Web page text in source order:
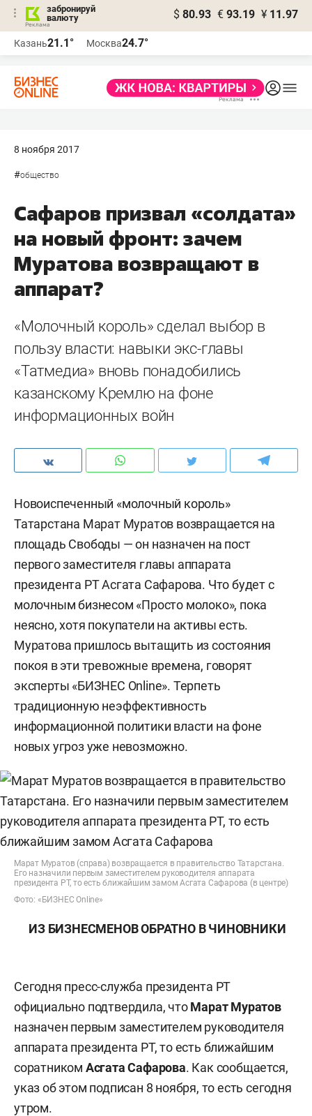
забронируй
валюту
$ 80.93 € 93.19 ¥ 11.97
Казань21.1° Москва24.7°
8 ноября 2017
#общество
Сафаров призвал «солдата»
на новый фронт: зачем
Муратова возвращают в
аппарат?
«Молочный король» сделал выбор в
пользу власти: навыки экс-главы
«Татмедиа» вновь понадобились
казанскому Кремлю на фоне
информационных войн
Новоиспеченный «молочный король»
Татарстана Марат Муратов возвращается на
площадь Свободы — он назначен на пост
первого заместителя главы аппарата
президента РТ Асгата Сафарова. Что будет с
молочным бизнесом «Просто молоко», пока
неясно, хотя покупатели на активы есть.
Муратова пришлось вытащить из состояния
покоя в эти тревожные времена, говорят
эксперты «БИЗНЕС Online». Терпеть
традиционную неэффективность
информационной политики власти на фоне
новых угроз уже невозможно.
Марат Муратов (справа) возвращается в правительство Татарстана.
Его назначили первым заместителем руководителя аппарата
президента РТ, то есть ближайшим замом Асгата Сафарова (в центре)
Фото: «БИЗНЕС Online»
ИЗ БИЗНЕСМЕНОВ ОБРАТНО В ЧИНОВНИКИ
Сегодня пресс-служба президента РТ
официально подтвердила, чтоМарат Муратов
назначен первым заместителем руководителя
аппарата президента РТ, то есть ближайшим
соратником Асгата Сафарова. Как сообщается,
указ об этом подписан 8 ноября, то есть сегодня
утром.